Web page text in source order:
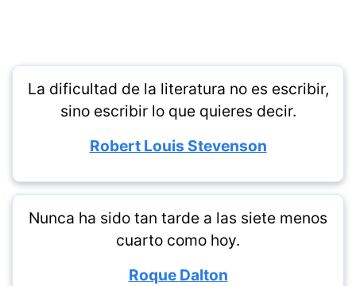
La dificultad de la literatura no es escribir,
sino escribir lo que quieres decir.
Robert Louis Stevenson
Nunca ha sido tan tarde a las siete menos
cuarto como hoy.
Roque Dalton